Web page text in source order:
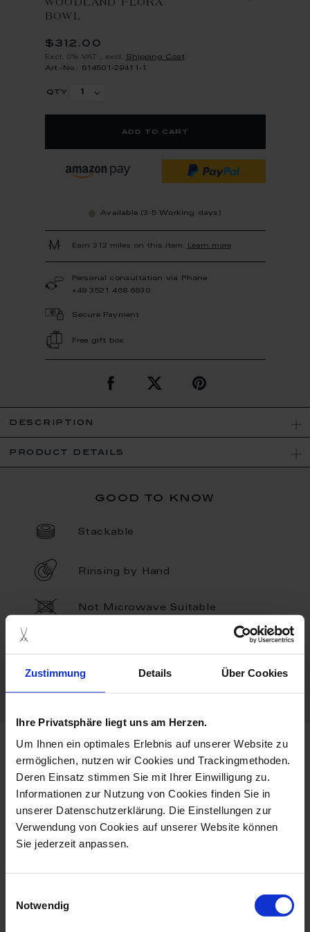
Zustimmung Details Über Cookies
Ihre Privatsphäre liegt uns am Herzen.
Um Ihnen ein optimales Erlebnis auf unserer Website zu
ermöglichen, nutzen wir Cookies und Trackingmethoden.
Deren Einsatz stimmen Sie mit Ihrer Einwilligung zu.
Informationen zur Nutzung von Cookies finden Sie in
unserer Datenschutzerklärung. Die Einstellungen zur
Verwendung von Cookies auf unserer Website können
Sie jederzeit anpassen.
Notwendig
WOODLAND FLORA
BOWL
$312.00
Excl. 0% VAT excl. Shipping Cost
Art.-No.: 614501-29411-1
qty
add to cart
Available (3-5 Working days)
Earn 312 miles on this item. Learn more
Personal consultation via Phone
+49 3521 468 6630
Secure Payment
Free gift box
description
product details
good to know
Stackable
Rinsing by Hand
Not Microwave Suitable
Porcelain - Handmade in
Germany
more products from the waves
relief forest flora collection